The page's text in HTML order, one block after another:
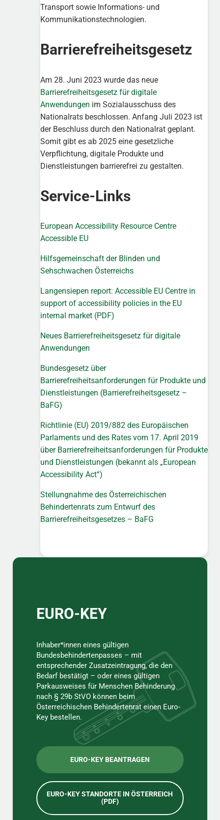
Transport sowie Informations- und
Kommunikationstechnologien.
Barrierefreiheitsgesetz
Am 28. Juni 2023 wurde das neue
Barrierefreiheitsgesetz für digitale
Anwendungen im Sozialausschuss des
Nationalrats beschlossen. Anfang Juli 2023 ist
der Beschluss durch den Nationalrat geplant.
Somit gibt es ab 2025 eine gesetzliche
Verpflichtung, digitale Produkte und
Dienstleistungen barrierefrei zu gestalten.
Service-Links
European Accessibility Resource Centre
Accessible EU
Hilfsgemeinschaft der Blinden und
Sehschwachen Österreichs
Langensiepen report: Accessible EU Centre in
support of accessibility policies in the EU
internal market (PDF)
Neues Barrierefreiheitsgesetz für digitale
Anwendungen
Bundesgesetz über
Barrierefreiheitsanforderungen für Produkte und
Dienstleistungen (Barrierefreiheitsgesetz –
BaFG)
Richtlinie (EU) 2019/882 des Europäischen
Parlaments und des Rates vom 17. April 2019
über Barrierefreiheitsanforderungen für Produkte
und Dienstleistungen (bekannt als „European
Accessibility Act“)
Stellungnahme des Österreichischen
Behindertenrats zum Entwurf des
Barrierefreiheitsgesetzes – BaFG
Sidebar
EURO-KEY
Inhaber*innen eines gültigen
Bundesbehindertenpasses – mit
entsprechender Zusatzeintragung, die den
Bedarf bestätigt – oder eines gültigen
Parkausweises für Menschen Behinderung
nach § 29b StVO können beim
Österreichischen Behindertenrat einen Euro-
Key bestellen.
EURO-KEY BEANTRAGEN
EURO-KEY STANDORTE IN ÖSTERREICH
(PDF)